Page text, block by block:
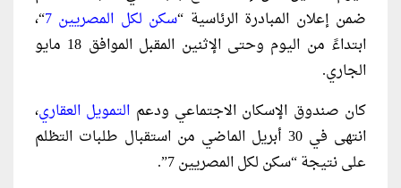
ضمن إعلان المبادرة الرئاسية “سكن لكل المصريين 7 “،
ابتداءً من اليوم وحتى الإثنين المقبل الموافق 18 مايو
الجاري.
كان صندوق الإسكان الاجتماعي ودعم التمويل العقاري،
انتهى في 30 أبريل الماضي من استقبال طلبات التظلم
على نتيجة “سكن لكل المصريين 7”.